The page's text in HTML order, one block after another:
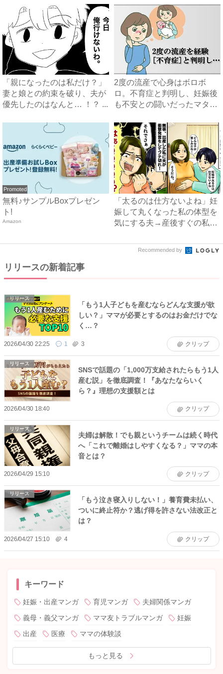
「親になったのは私だけ？」
妻と娘との約束を破り、夫が
優先したのはなんと… ！？ ...
2度の流産で心身はボロボ
ロ。不育症と判明し、妊娠後
も不安との闘いだったマタニ
Promoted
無料♪サンプルBoxプレゼン
ト!
Amazon
「太るのは仕方ないよね」妊
娠して丸くなった私の体型を
気にする夫→産後すぐの私に
Recommended by
リリースの新着記事
リリース
「もう1人子どもを産むならどんな支援が欲
しい？」ママが必要とするのはお金だけでな
く…？
2026/04/30 22:25 1 3 クリップ
リリース
SNSで話題の「1,000万支給されたらもう1人
産む説」を徹底調査！『あなたならいく
ら？』理想の支援額とは
2026/04/30 18:40 クリップ
リリース
夫婦は解散！でも親というチームは続く時代
へ「これで離婚はしやすくなる？」ママの本
音とは？
2026/04/29 15:10 クリップ
リリース
「もう泣き寝入りしない！」養育費未払い、
ついに終止符か？逃げ得を許さない法改正と
は？
2026/04/27 15:10 4 クリップ
キーワード
妊娠・出産マンガ 育児マンガ
夫婦関係マンガ
義母・義父マンガ
ママ友トラブルマンガ
妊娠
出産
医療 ママの体験談
もっと見る